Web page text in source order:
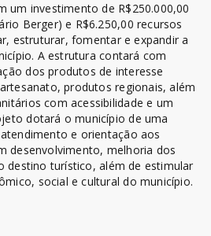
investimento de R$250.000,00
Berger) e R$6.250,00 recursos
estruturar, fomentar e expandir a
A estrutura contará com
dos produtos de interesse
produtos regionais, além
com acessibilidade e um
dotará o município de uma
e orientação aos
desenvolvimento, melhoria dos
destino turístico, além de estimular
social e cultural do município.